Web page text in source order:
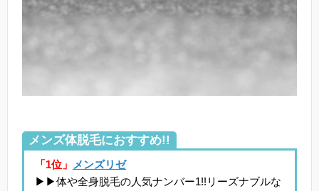
メンズ体脱毛におすすめ!!
「1位」
メンズリゼ
▶▶体や全身脱毛の人気ナンバー1!!リーズナブルな